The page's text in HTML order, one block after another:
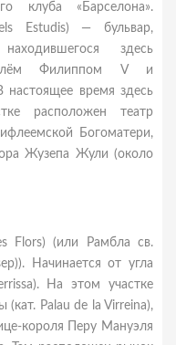
клуба «Барселона».
Estudis) — бульвар,
здесь
Филиппом V и
настоящее время здесь
расположен театр
Богоматери,
Жузепа Жули (около
Flors) (или Рамбла св.
Начинается от угла
На этом участке
Palau de la Virreina),
короля Перу Мануэля